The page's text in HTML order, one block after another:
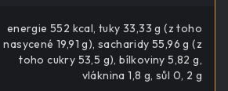
energie 552 kcal, tuky 33,33 g (z toho
nasycené 19,91 g), sacharidy 55,96 g (z
toho cukry 53,5 g), bílkoviny 5,82 g,
vláknina 1,8 g, sůl 0, 2 g